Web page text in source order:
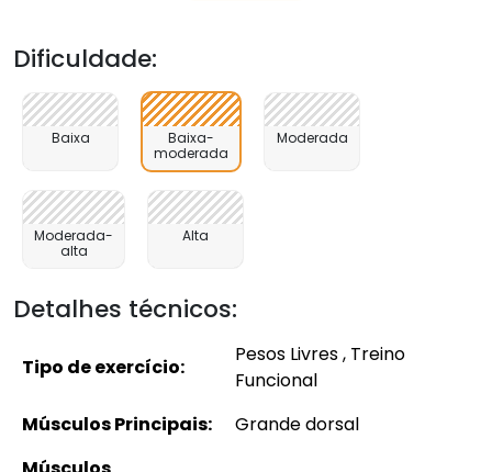
Dificuldade:
Baixa
Baixa-
moderada
Moderada
Moderada-
alta
Alta
Detalhes técnicos:
Tipo de exercício:
Pesos Livres , Treino
Funcional
Músculos Principais:
Grande dorsal